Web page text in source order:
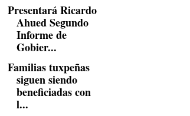
Presentará Ricardo
Ahued Segundo
Informe de
Gobier...
Familias tuxpeñas
siguen siendo
beneficiadas con
l...